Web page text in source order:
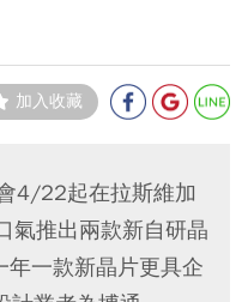
加入收藏
4/22起在拉斯維加
氣推出兩款新自研晶
年一款新晶片更具企